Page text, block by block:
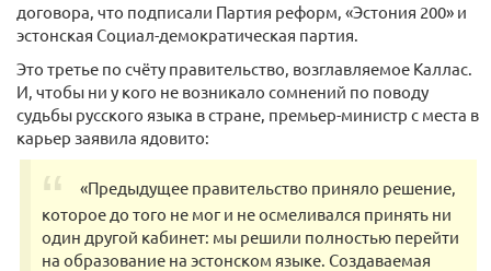
договора, что подписали Партия реформ, «Эстония 200» и
эстонская Социал-демократическая партия.
Это третье по счёту правительство, возглавляемое Каллас.
И, чтобы ни у кого не возникало сомнений по поводу
судьбы русского языка в стране, премьер-министр с места в
карьер заявила ядовито:
«Предыдущее правительство приняло решение,
которое до того не мог и не осмеливался принять ни
один другой кабинет: мы решили полностью перейти
на образование на эстонском языке. Создаваемая